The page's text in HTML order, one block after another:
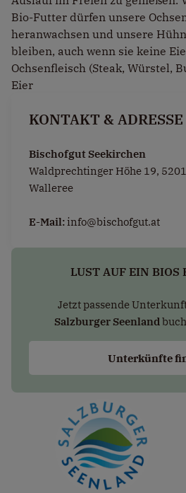
Bio-Futter dürfen unsere
heranwachsen und unsere
bleiben, auch wenn sie keine
Ochsenfleisch (Steak, Würstel,
Eier
KONTAKT & ADRESSE
Bischofgut Seekirchen
Waldprechtinger Höhe 19,
Walleree
E-Mail:info@bischofgut.at
LUST AUF EIN BIOS
Jetzt passende
Salzburger Seenland
Unterkünfte